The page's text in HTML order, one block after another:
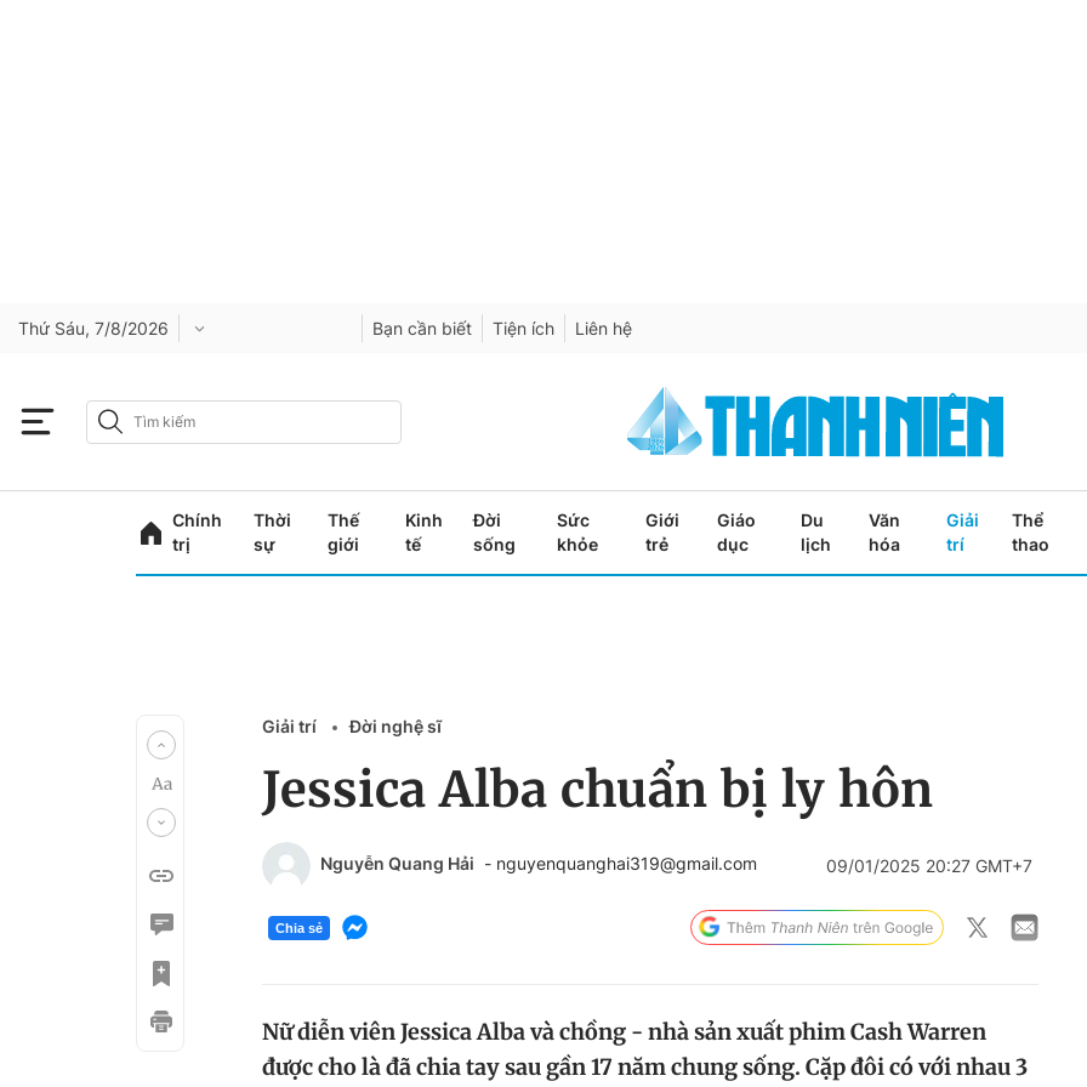
Thứ Sáu, 7/8/2026 Bạn cần biết Tiện ích Liên hệ
Chính
trị
Thời
sự
Thế
giới
Kinh
tế
Đời
sống
Sức
khỏe
Giới
trẻ
Giáo
dục
Du
lịch
Văn
hóa
Giải
trí
Thể
thao
Giải trí Đời nghệ sĩ
Jessica Alba chuẩn bị ly hôn
Nguyễn Quang Hải - nguyenquanghai319@gmail.com 09/01/2025 20:27 GMT+7
Chia sẻ
Nữ diễn viên Jessica Alba và chồng - nhà sản xuất phim Cash Warren
được cho là đã chia tay sau gần 17 năm chung sống. Cặp đôi có với nhau 3